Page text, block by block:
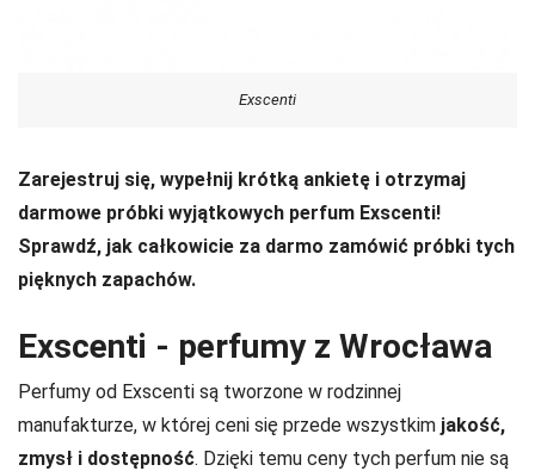
Exscenti
Zarejestruj się, wypełnij krótką ankietę i otrzymaj
darmowe próbki wyjątkowych perfum Exscenti!
Sprawdź, jak całkowicie za darmo zamówić próbki tych
pięknych zapachów.
Exscenti - perfumy z Wrocława
Perfumy od Exscenti są tworzone w rodzinnej
manufakturze, w której ceni się przede wszystkim jakość,
zmysł i dostępność. Dzięki temu ceny tych perfum nie są